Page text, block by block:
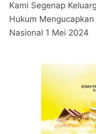
Kami Segenap
Hukum
Nasional 1 Mei 2024